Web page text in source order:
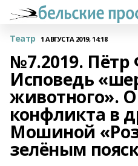
Театр 1 АВГУСТА 2019, 14:18
№7.2019. Пётр
Исповедь
животного».
конфликта в
Мошиной
зелёным